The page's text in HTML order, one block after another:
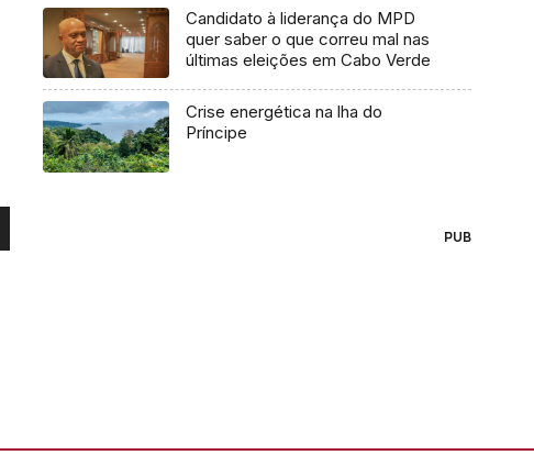
Candidato à liderança do MPD
quer saber o que correu mal nas
últimas eleições em Cabo Verde
Crise energética na lha do
Príncipe
PUB